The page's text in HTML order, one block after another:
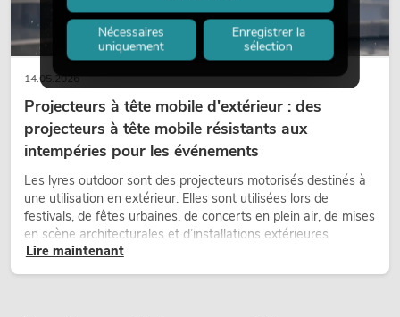
14.05.2026
Projecteurs à tête mobile d'extérieur : des
projecteurs à tête mobile résistants aux
intempéries pour les événements
Les lyres outdoor sont des projecteurs motorisés destinés à
une utilisation en extérieur. Elles sont utilisées lors de
festivals, de fêtes urbaines, de concerts en plein air, de mises
en scène architecturales et d’installations extérieures
temporaires.
Lire maintenant
Nécessaires
uniquement
Enregistrer la
sélection